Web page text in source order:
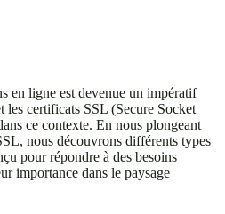
en ligne est devenue un impératif
les certificats SSL (Secure Socket
ce contexte. En nous plongeant
nous découvrons différents types
pour répondre à des besoins
importance dans le paysage